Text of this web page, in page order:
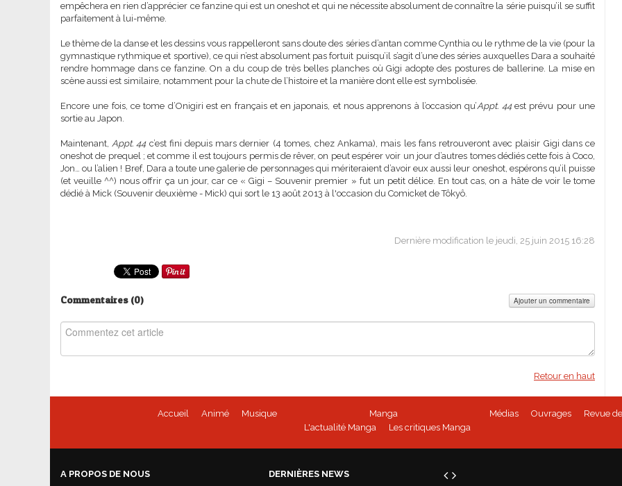
empêchera en rien d’apprécier ce fanzine qui est un oneshot et qui ne nécessite absolument de connaître la série puisqu’il se suffit
parfaitement à lui-même.
Le thème de la danse et les dessins vous rappelleront sans doute des séries d’antan comme Cynthia ou le rythme de la vie (pour la
gymnastique rythmique et sportive), ce qui n’est absolument pas fortuit puisqu’il s’agit d’une des séries auxquelles Dara a souhaité
rendre hommage dans ce fanzine. On a du coup de très belles planches où Gigi adopte des postures de ballerine. La mise en
scène aussi est similaire, notamment pour la chute de l’histoire et la manière dont elle est symbolisée.
Encore une fois, ce tome d’Onigiri est en français et en japonais, et nous apprenons à l’occasion qu’Appt. 44est prévu pour une
sortie au Japon.
Maintenant,Appt. 44c’est fini depuis mars dernier (4 tomes, chez Ankama), mais les fans retrouveront avec plaisir Gigi dans ce
oneshot de prequel ; et comme il est toujours permis de rêver, on peut espérer voir un jour d’autres tomes dédiés cette fois à Coco,
Jon… ou l’alien ! Bref, Dara a toute une galerie de personnages qui mériteraient d’avoir eux aussi leur oneshot, espérons qu’il puisse
(et veuille ^^) nous offrir ça un jour, car ce « Gigi – Souvenir premier » fut un petit délice. En tout cas, on a hâte de voir le tome
dédié à Mick (Souvenir deuxième - Mick) qui sort le 13 août 2013 à l'occasion du Comicket de Tôkyô.
Dernière modification le jeudi, 25 juin 2015 16:28
Commentaires (0) Ajouter un commentaire
Retour en haut
Accueil Animé Musique
Manga
L'actualité Manga
Les critiques Manga
Médias Ouvrages Revue
A PROPOS DE NOUS DERNIÈRES NEWS